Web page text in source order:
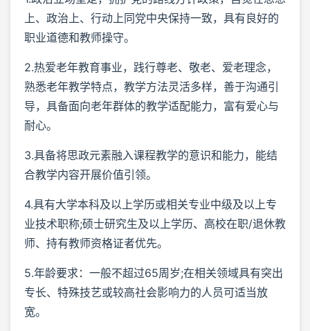
上、政治上、行动上同党中央保持一致，具有良好的
职业道德和教师操守。
2.热爱老年教育事业，践行尊老、敬老、爱老理念，
熟悉老年教学特点，教学方法灵活多样，善于沟通引
导，具备面向老年群体的教学适配能力，富有爱心与
耐心。
3.具备将思政元素融入课程教学的意识和能力，能结
合教学内容开展价值引领。
4.具有大学本科及以上学历或相关专业中级及以上专
业技术职称;硕士研究生及以上学历、高校在职/退休教
师、持有教师资格证者优先。
5.年龄要求：一般不超过65周岁;在相关领域具有突出
专长、特殊技艺或较高社会影响力的人员可适当放
宽。